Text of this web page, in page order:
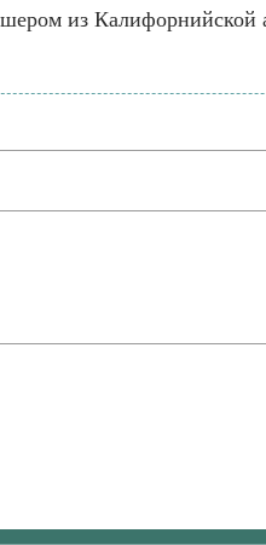
из Калифорнийской